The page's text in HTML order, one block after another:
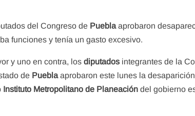
del Congreso de Pueblaaprobaron
funciones y tenía un gasto excesivo.
y uno en contra, losdiputados integrantes de la
de Pueblaaprobaron este lunes la
Instituto Metropolitano de Planeación del gobierno